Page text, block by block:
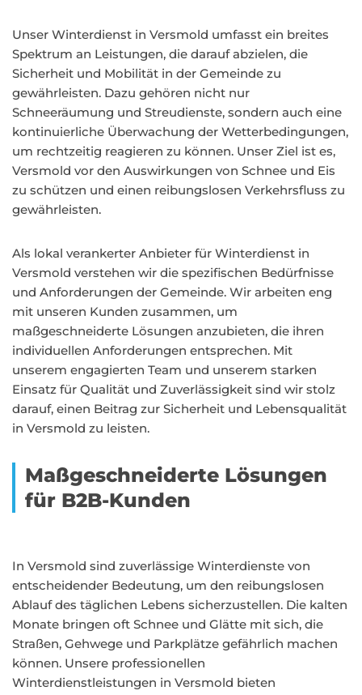
Unser Winterdienst in Versmold umfasst ein breites
Spektrum an Leistungen, die darauf abzielen, die
Sicherheit und Mobilität in der Gemeinde zu
gewährleisten. Dazu gehören nicht nur
Schneeräumung und Streudienste, sondern auch eine
kontinuierliche Überwachung der Wetterbedingungen,
um rechtzeitig reagieren zu können. Unser Ziel ist es,
Versmold vor den Auswirkungen von Schnee und Eis
zu schützen und einen reibungslosen Verkehrsfluss zu
gewährleisten.
Als lokal verankerter Anbieter für Winterdienst in
Versmold verstehen wir die spezifischen Bedürfnisse
und Anforderungen der Gemeinde. Wir arbeiten eng
mit unseren Kunden zusammen, um
maßgeschneiderte Lösungen anzubieten, die ihren
individuellen Anforderungen entsprechen. Mit
unserem engagierten Team und unserem starken
Einsatz für Qualität und Zuverlässigkeit sind wir stolz
darauf, einen Beitrag zur Sicherheit und Lebensqualität
in Versmold zu leisten.
Maßgeschneiderte Lösungen
für B2B-Kunden
In Versmold sind zuverlässige Winterdienste von
entscheidender Bedeutung, um den reibungslosen
Ablauf des täglichen Lebens sicherzustellen. Die kalten
Monate bringen oft Schnee und Glätte mit sich, die
Straßen, Gehwege und Parkplätze gefährlich machen
können. Unsere professionellen
Winterdienstleistungen in Versmold bieten